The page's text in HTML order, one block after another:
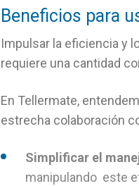
Beneficios para
Impulsar la eficiencia y
requiere una cantidad
En Tellermate,
estrecha colaboración
Simplificar el
manipulando este